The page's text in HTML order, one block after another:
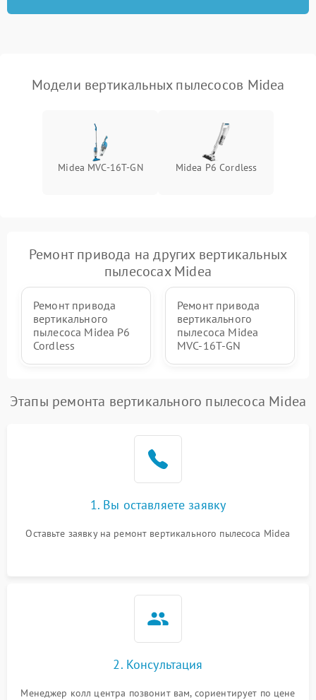
Поломка системы
управления
1500 ₽ Подробнее →
Поломка системы
освещения (если есть)
Подробнее →
Повреждение внутренних
500 ₽ Подробнее →
Повреждение системы
защиты от короткого
замыкания
1500 ₽
Модели вертикальных пылесосов Midea
Midea MVC-16T-GN Midea P6 Cordless
Ремонт привода на других вертикальных
пылесосах Midea
Ремонт привода
вертикального
пылесоса Midea P6
Cordless
Ремонт привода
вертикального
пылесоса Midea
MVC-16T-GN
Этапы ремонта вертикального пылесоса Midea
1. Вы оставляете заявку
Оставьте заявку на ремонт вертикального пылесоса Midea
2. Консультация
Менеджер колл центра позвонит вам, сориентирует по цене